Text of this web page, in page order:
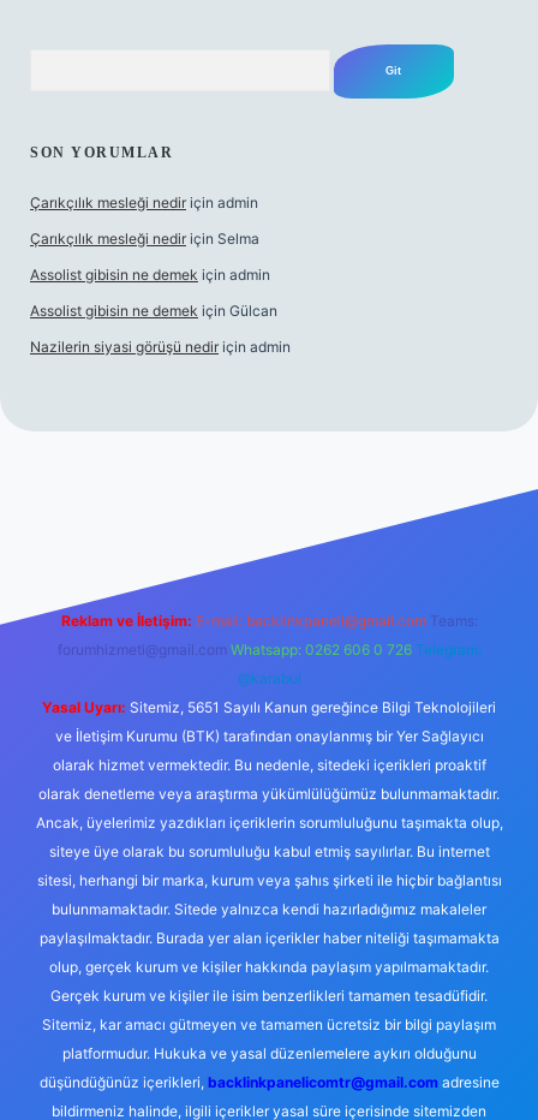
SON YORUMLAR
Çarıkçılık mesleği nedir için admin
Çarıkçılık mesleği nedir için Selma
Assolist gibisin ne demek için admin
Assolist gibisin ne demek için Gülcan
Nazilerin siyasi görüşü nedir için admin
Reklam ve İletişim: E-mail: backlinkpaneli@gmail.com Teams:
forumhizmeti@gmail.com Whatsapp: 0262 606 0 726 Telegram:
@karabul
Yasal Uyarı: Sitemiz, 5651 Sayılı Kanun gereğince Bilgi Teknolojileri
ve İletişim Kurumu (BTK) tarafından onaylanmış bir Yer Sağlayıcı
olarak hizmet vermektedir. Bu nedenle, sitedeki içerikleri proaktif
olarak denetleme veya araştırma yükümlülüğümüz bulunmamaktadır.
Ancak, üyelerimiz yazdıkları içeriklerin sorumluluğunu taşımakta olup,
siteye üye olarak bu sorumluluğu kabul etmiş sayılırlar. Bu internet
sitesi, herhangi bir marka, kurum veya şahıs şirketi ile hiçbir bağlantısı
bulunmamaktadır. Sitede yalnızca kendi hazırladığımız makaleler
paylaşılmaktadır. Burada yer alan içerikler haber niteliği taşımamakta
olup, gerçek kurum ve kişiler hakkında paylaşım yapılmamaktadır.
Gerçek kurum ve kişiler ile isim benzerlikleri tamamen tesadüfidir.
Sitemiz, kar amacı gütmeyen ve tamamen ücretsiz bir bilgi paylaşım
platformudur. Hukuka ve yasal düzenlemelere aykırı olduğunu
düşündüğünüz içerikleri, backlinkpanelicomtr@gmail.comadresine
bildirmeniz halinde, ilgili içerikler yasal süre içerisinde sitemizden